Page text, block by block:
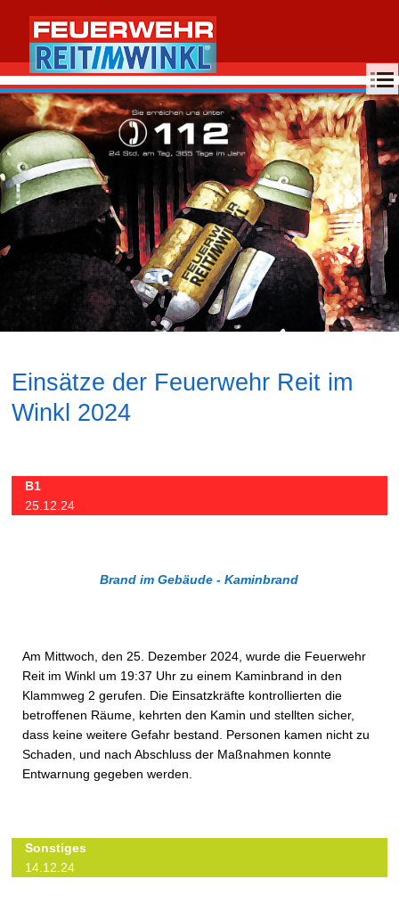
MENU
Einsätze der Feuerwehr Reit im
Winkl 2024
B1
25.12.24
Brand im Gebäude - Kaminbrand
Am Mittwoch, den 25. Dezember 2024, wurde die Feuerwehr
Reit im Winkl um 19:37 Uhr zu einem Kaminbrand in den
Klammweg 2 gerufen. Die Einsatzkräfte kontrollierten die
betroffenen Räume, kehrten den Kamin und stellten sicher,
dass keine weitere Gefahr bestand. Personen kamen nicht zu
Schaden, und nach Abschluss der Maßnahmen konnte
Entwarnung gegeben werden.
Sonstiges
14.12.24